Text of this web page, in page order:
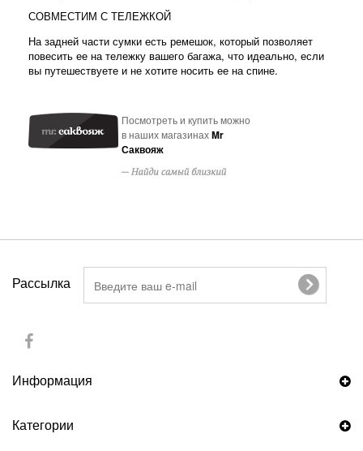
СОВМЕСТИМ С ТЕЛЕЖКОЙ
На задней части сумки есть ремешок, который позволяет
повесить ее на тележку вашего багажа, что идеально, если
вы путешествуете и не хотите носить ее на спине.
Посмотреть и купить можно
в наших магазинахMr
Саквояж
Рассылка
Информация
Категории